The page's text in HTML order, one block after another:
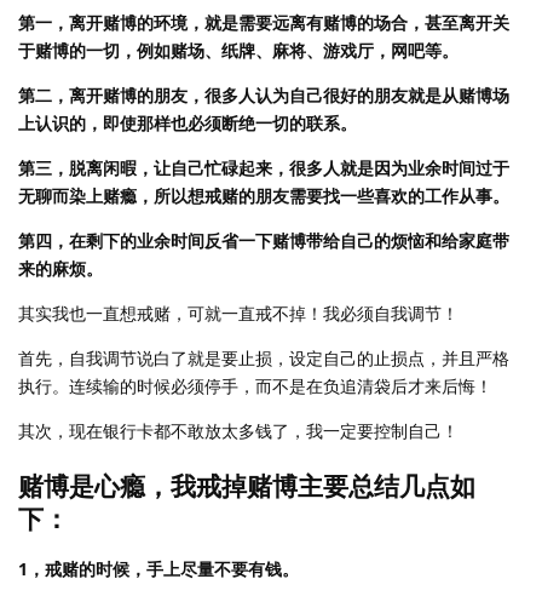
第一，离开赌博的环境，就是需要远离有赌博的场合，甚至离开关
于赌博的一切，例如赌场、纸牌、麻将、游戏厅，网吧等。
第二，离开赌博的朋友，很多人认为自己很好的朋友就是从赌博场
上认识的，即使那样也必须断绝一切的联系。
第三，脱离闲暇，让自己忙碌起来，很多人就是因为业余时间过于
无聊而染上赌瘾，所以想戒赌的朋友需要找一些喜欢的工作从事。
第四，在剩下的业余时间反省一下赌博带给自己的烦恼和给家庭带
来的麻烦。
其实我也一直想戒赌，可就一直戒不掉！我必须自我调节！
首先，自我调节说白了就是要止损，设定自己的止损点，并且严格
执行。连续输的时候必须停手，而不是在负追清袋后才来后悔！
其次，现在银行卡都不敢放太多钱了，我一定要控制自己！
赌博是心瘾，我戒掉赌博主要总结几点如
下：
1，戒赌的时候，手上尽量不要有钱。